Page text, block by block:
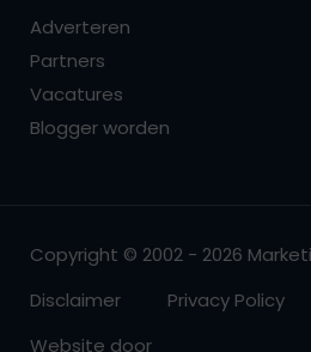
Adverteren
Partners
Vacatures
Blogger worden
Copyright © 2002 - 2026
Disclaimer
Privacy Policy
Website door